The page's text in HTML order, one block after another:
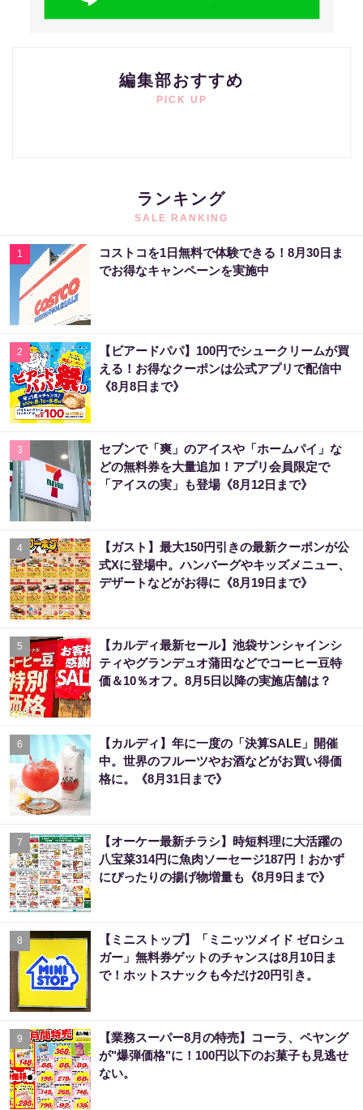
編集部おすすめ
PICK UP
ランキング
SALE RANKING
1
コストコを1日無料で体験できる！8月30日ま
でお得なキャンペーンを実施中
2
【ビアードパパ】100円でシュークリームが買
える！お得なクーポンは公式アプリで配信中
《8月8日まで》
3
セブンで「爽」のアイスや「ホームパイ」な
どの無料券を大量追加！アプリ会員限定で
「アイスの実」も登場《8月12日まで》
4
【ガスト】最大150円引きの最新クーポンが公
式Xに登場中。ハンバーグやキッズメニュー、
デザートなどがお得に《8月19日まで》
5
【カルディ最新セール】池袋サンシャインシ
ティやグランデュオ蒲田などでコーヒー豆特
価＆10％オフ。8月5日以降の実施店舗は？
6
【カルディ】年に一度の「決算SALE」開催
中。世界のフルーツやお酒などがお買い得価
格に。《8月31日まで》
7
【オーケー最新チラシ】時短料理に大活躍の
八宝菜314円に魚肉ソーセージ187円！おかず
にぴったりの揚げ物増量も《8月9日まで》
8
【ミニストップ】「ミニッツメイド ゼロシュ
ガー」無料券ゲットのチャンスは8月10日ま
で！ホットスナックも今だけ20円引き。
9
【業務スーパー8月の特売】コーラ、ペヤング
が"爆弾価格"に！100円以下のお菓子も見逃せ
ない。